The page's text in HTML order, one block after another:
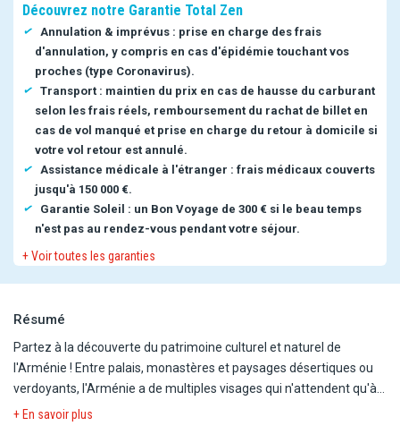
Découvrez notre Garantie Total Zen
Annulation & imprévus : prise en charge des frais
d'annulation, y compris en cas d'épidémie touchant vos
proches (type Coronavirus).
Transport : maintien du prix en cas de hausse du carburant
selon les frais réels, remboursement du rachat de billet en
cas de vol manqué et prise en charge du retour à domicile si
votre vol retour est annulé.
Assistance médicale à l'étranger : frais médicaux couverts
jusqu'à 150 000 €.
Garantie Soleil : un Bon Voyage de 300 € si le beau temps
n'est pas au rendez-vous pendant votre séjour.
+ Voir toutes les garanties
Résumé
Partez à la découverte du patrimoine culturel et naturel de
l'Arménie ! Entre palais, monastères et paysages désertiques ou
verdoyants, l'Arménie a de multiples visages qui n'attendent qu'à
être découverts !
+ En savoir plus